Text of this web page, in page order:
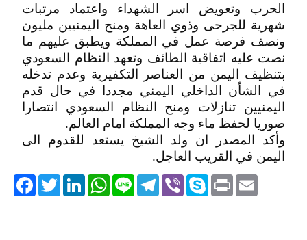
الحرب وتعويض اسر الشهداء واعتماد مرتبات
شهرية للجرحى وذوي العاهة ومنح اليمنيين مليون
ونصف فرصة عمل في المملكة ويطبق عليهم ما
نصت عليه اتفاقية الطائف وتعهد النظام السعودي
بتنظيف اليمن من العناصر التكفيرية وعدم تدخله
في الشأن الداخلي اليمني مجددا في حال قدم
اليمنيين تنازلات ومنح النظام السعودي انتصارا
صوريا لحفظ ماء وجه المملكة امام العالم.
وأكد المصدر ان ولد الشيخ يستعد للقدوم الى
اليمن في القريب العاجل.
TwitterLinkedIn
WhatsApp Line
Telegram ViberSkype PrintEmail